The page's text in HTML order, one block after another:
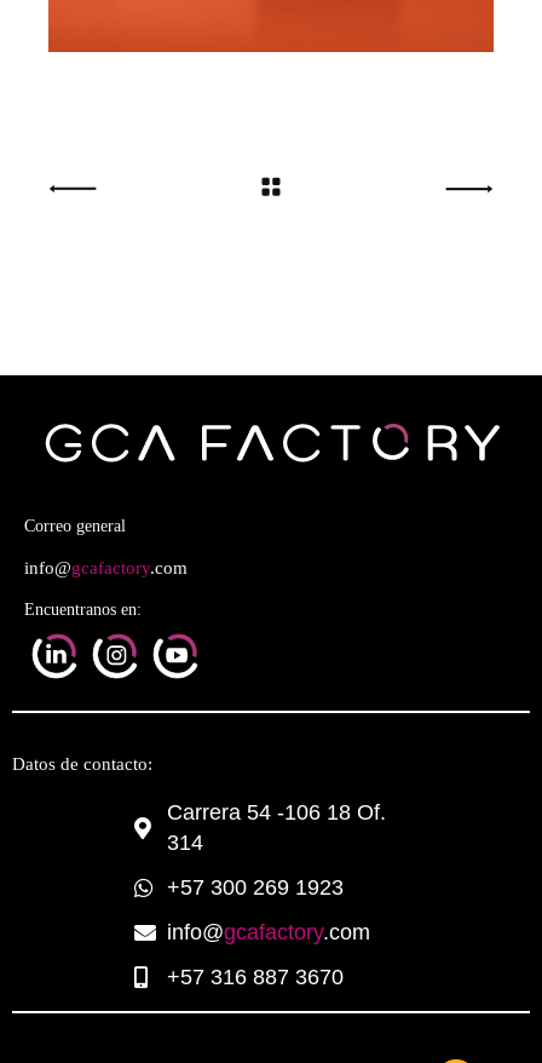
Correo general
info@gcafactory.com
Encuentranos en:
Datos de contacto:
Carrera 54 -106 18 Of.
314
+57 300 269 1923
info@gcafactory.com
+57 316 887 3670